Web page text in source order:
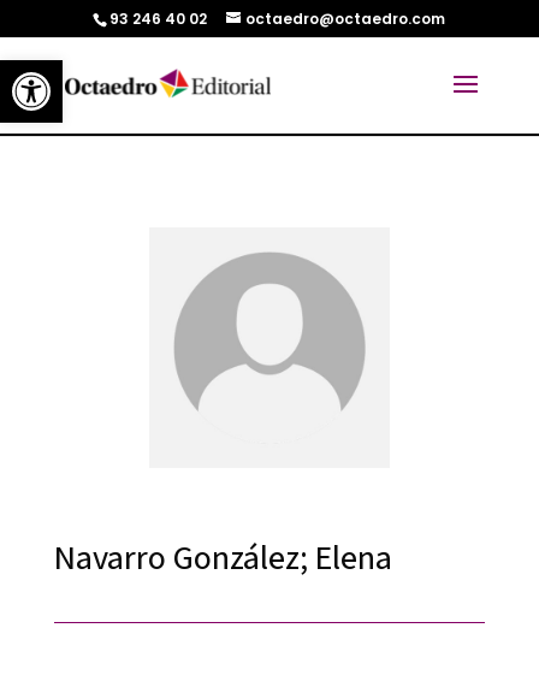
Abrir barra de herramientas
93 246 40 02 octaedro@octaedro.com
Navarro González; Elena